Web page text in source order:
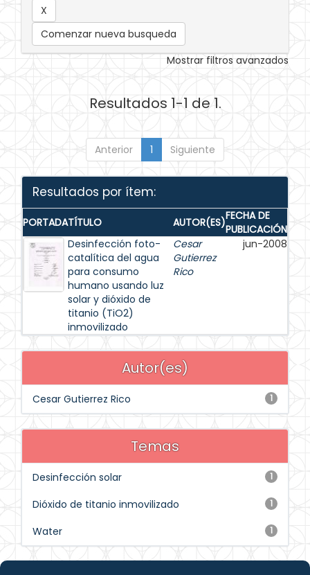
Comenzar nueva busqueda
Mostrar filtros avanzados
Resultados 1-1 de 1.
Anterior 1 Siguiente
Resultados por ítem:
PORTADATÍTULO AUTOR(ES)FECHA DE
PUBLICACIÓN
Desinfección foto-
catalítica del agua
para consumo
humano usando luz
solar y dióxido de
titanio (TiO2)
inmovilizado
Cesar
Gutierrez
Rico
jun-2008
Autor(es)
1
Cesar Gutierrez Rico
Temas
1
Desinfección solar
1
Dióxido de titanio inmovilizado
1
Water